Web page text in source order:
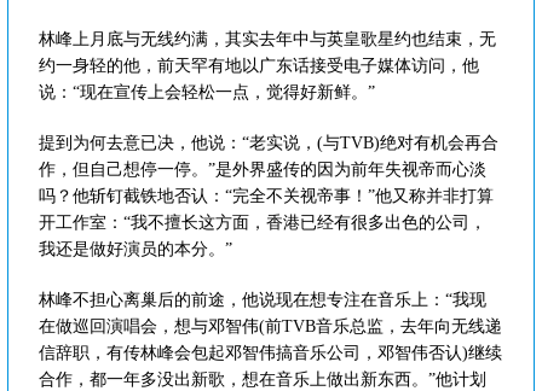
林峰上月底与无线约满，其实去年中与英皇歌星约也结束，无
约一身轻的他，前天罕有地以广东话接受电子媒体访问，他
说：“现在宣传上会轻松一点，觉得好新鲜。”
提到为何去意已决，他说：“老实说，(与TVB)绝对有机会再合
作，但自己想停一停。”是外界盛传的因为前年失视帝而心淡
吗？他斩钉截铁地否认：“完全不关视帝事！”他又称并非打算
开工作室：“我不擅长这方面，香港已经有很多出色的公司，
我还是做好演员的本分。”
林峰不担心离巢后的前途，他说现在想专注在音乐上：“我现
在做巡回演唱会，想与邓智伟(前TVB音乐总监，去年向无线递
信辞职，有传林峰会包起邓智伟搞音乐公司，邓智伟否认)继续
合作，都一年多没出新歌，想在音乐上做出新东西。”他计划